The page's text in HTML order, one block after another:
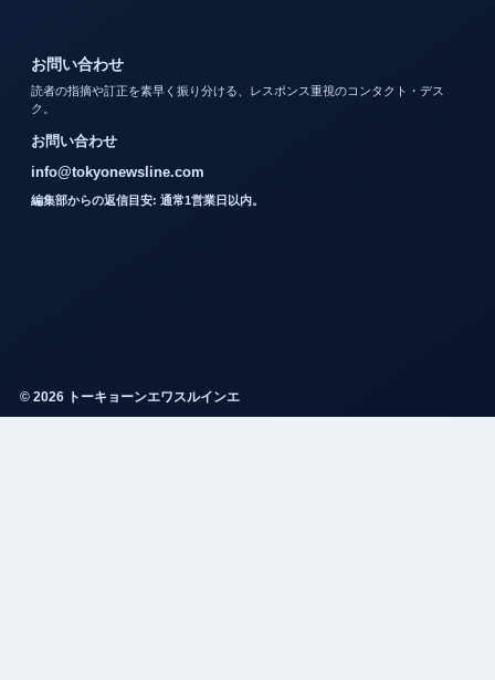
お問い合わせ
読者の指摘や訂正を素早く振り分ける、レスポンス重視のコンタクト・デス
ク。
お問い合わせ
info@tokyonewsline.com
編集部からの返信目安: 通常1営業日以内。
© 2026 トーキョーンエワスルインエ